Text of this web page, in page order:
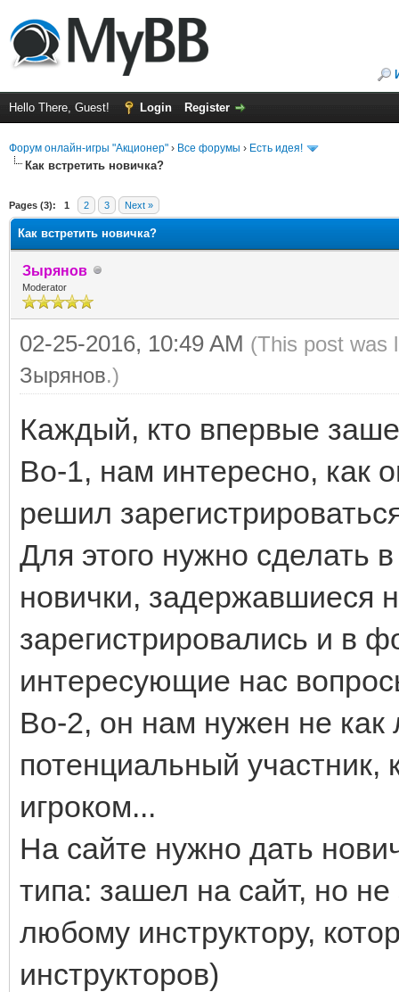
Hello There, Guest! Login Register
Форум онлайн-игры "Акционер" › Все форумы › Есть идея!
Как встретить новичка?
Pages (3): 1 2 3 Next »
Как встретить новичка?
Зырянов
Moderator
02-25-2016, 10:49 AM (This post was
Зырянов.)
Каждый, кто впервые
Во-1, нам интересно, как
решил
Для этого нужно сделать
новички, задержавшиеся
зарегистрировались и в
интересующие нас
Во-2, он нам нужен не как
потенциальный участник,
игроком...
На сайте нужно дать
типа: зашел на сайт, но
любому инструктору,
инструкторов)